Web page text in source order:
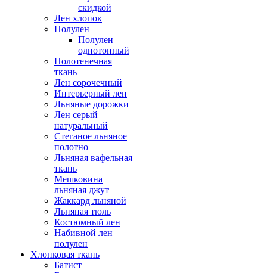
скидкой
Лен хлопок
Полулен
Полулен
однотонный
Полотенечная
ткань
Лен сорочечный
Интерьерный лен
Льняные дорожки
Лен серый
натуральный
Стеганое льняное
полотно
Льняная вафельная
ткань
Мешковина
льняная джут
Жаккард льняной
Льняная тюль
Костюмный лен
Набивной лен
полулен
Хлопковая ткань
Батист